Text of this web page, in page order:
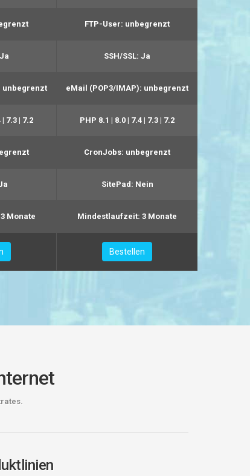
Ja
unbegrenzt
| 7.3 | 7.2
3 Monate
FTP-User: unbegrenzt
SSH/SSL: Ja
eMail (POP3/IMAP): unbegrenzt
PHP 8.1 | 8.0 | 7.4 | 7.3 | 7.2
CronJobs: unbegrenzt
SitePad: Nein
Mindestlaufzeit: 3 Monate
Bestellen